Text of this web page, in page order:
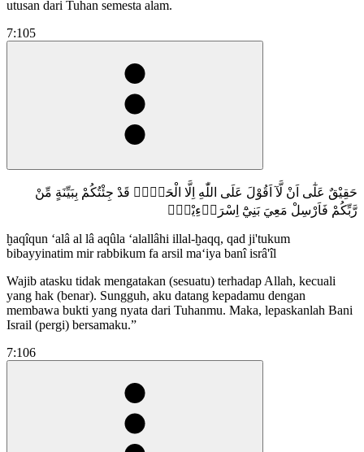
utusan dari Tuhan semesta alam.
7:105
حَقِيْقٌ عَلٰٓى اَنْ لَّآ اَقُوْلَ عَلَى اللّٰهِ اِلَّا الْحَقَّۗ قَدْ جِئْتُكُمْ بِبَيِّنَةٍ مِّنْ
رَّبِّكُمْ فَاَرْسِلْ مَعِيَ بَنِيْٓ اِسْرَاۤءِيْلَۗ
ḫaqîqun ‘alâ al lâ aqûla ‘alallâhi illal-ḫaqq, qad ji'tukum
bibayyinatim mir rabbikum fa arsil ma‘iya banî isrâ'îl
Wajib atasku tidak mengatakan (sesuatu) terhadap Allah, kecuali
yang hak (benar). Sungguh, aku datang kepadamu dengan
membawa bukti yang nyata dari Tuhanmu. Maka, lepaskanlah Bani
Israil (pergi) bersamaku.”
7:106